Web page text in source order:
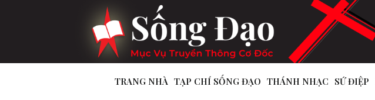
TRANG NHÀ TẠP CHÍ SỐNG ĐẠO THÁNH NHẠC SỨ ĐIỆP